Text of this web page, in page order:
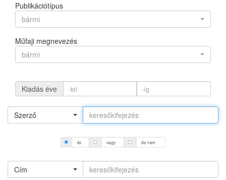
Publikációtípus
bármi
Műfaji megnevezés
bármi
Kiadás éve
Szerző
és vagy de nem
Cím